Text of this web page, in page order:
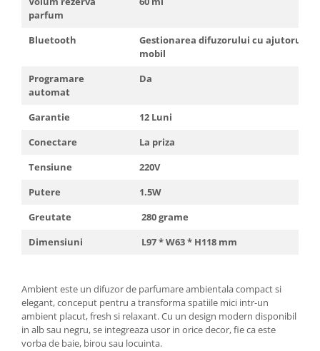
parfum
Bluetooth
Gestionarea difuzorului cu ajutorul
mobil
Programare
automat
Da
Garantie
12 Luni
Conectare
La priza
Tensiune
220V
Putere
1.5W
Greutate
280 grame
Dimensiuni
L97 * W63 * H118 mm
Ambient este un difuzor de parfumare ambientala compact si
elegant, conceput pentru a transforma spatiile mici intr-un
ambient placut, fresh si relaxant. Cu un design modern disponibil
in alb sau negru, se integreaza usor in orice decor, fie ca este
vorba de baie, birou sau locuinta.